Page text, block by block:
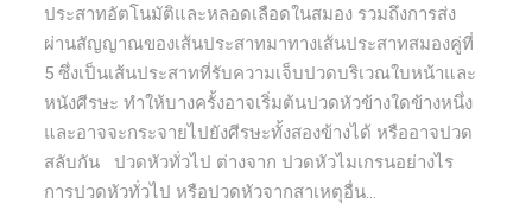
ประสาทอัตโนมัติและหลอดเลือดในสมอง รวมถึงการส่ง
ผ่านสัญญาณของเส้นประสาทมาทางเส้นประสาทสมองคู่ที่
5 ซึ่งเป็นเส้นประสาทที่รับความเจ็บปวดบริเวณใบหน้าและ
หนังศีรษะ ทำให้บางครั้งอาจเริ่มต้นปวดหัวข้างใดข้างหนึ่ง
และอาจจะกระจายไปยังศีรษะทั้งสองข้างได้ หรืออาจปวด
สลับกัน ปวดหัวทั่วไป ต่างจาก ปวดหัวไมเกรนอย่างไร
การปวดหัวทั่วไป หรือปวดหัวจากสาเหตุอื่น...